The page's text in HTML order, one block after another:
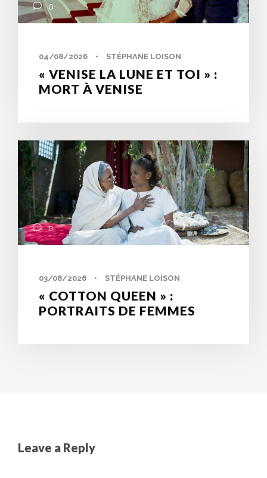
0
04/08/2026 • STÉPHANE LOISON
« VENISE LA LUNE ET TOI » :
MORT À VENISE
0
03/08/2026 • STÉPHANE LOISON
« COTTON QUEEN » :
PORTRAITS DE FEMMES
Leave a Reply